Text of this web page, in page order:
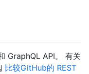
GraphQL API。 有关
比较GitHub的 REST